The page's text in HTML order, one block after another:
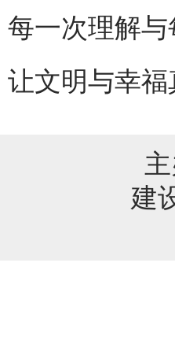
每一次理解
让文明与幸
建